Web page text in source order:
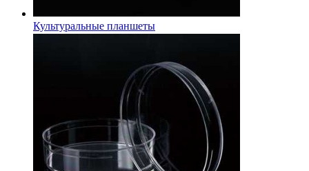
Культуральные планшеты